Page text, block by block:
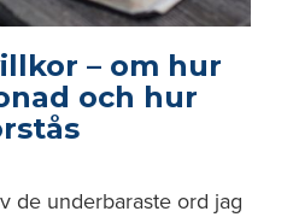
– om hur
och hur
de underbaraste ord jag